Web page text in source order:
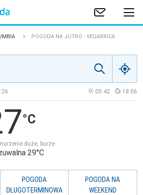
POGODA NA JUTRO - VEGARRICA
05:42 18:06
duże, burze
29°C
POGODA
DŁUGOTERMINOWA
POGODA NA
WEEKEND